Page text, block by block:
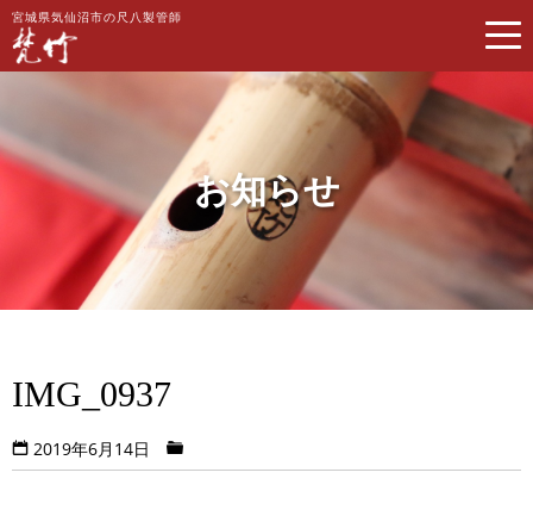
宮城県気仙沼市の尺八製管師
お知らせ
IMG_0937
2019年6月14日